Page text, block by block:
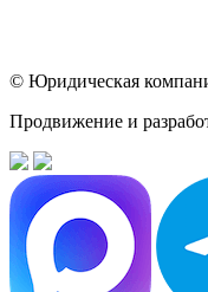
© Юридическая
Продвижение и